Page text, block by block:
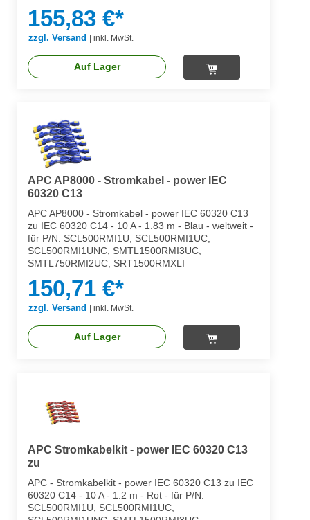
155,83 €*
zzgl. Versand inkl. MwSt.
Auf Lager
APC AP8000 - Stromkabel - power IEC
60320 C13
APC AP8000 - Stromkabel - power IEC 60320 C13
zu IEC 60320 C14 - 10 A - 1.83 m - Blau - weltweit -
für P/N: SCL500RMI1U, SCL500RMI1UC,
SCL500RMI1UNC, SMTL1500RMI3UC,
SMTL750RMI2UC, SRT1500RMXLI
150,71 €*
zzgl. Versand | inkl. MwSt.
Auf Lager
APC Stromkabelkit - power IEC 60320 C13
zu
APC - Stromkabelkit - power IEC 60320 C13 zu IEC
60320 C14 - 10 A - 1.2 m - Rot - für P/N:
SCL500RMI1U, SCL500RMI1UC,